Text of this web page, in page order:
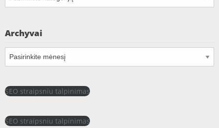
Archyvai
Archyvai
SEO straipsniu talpinimas
SEO straipsniu talpinimas